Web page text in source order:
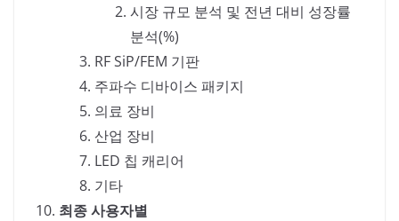
시장 규모 분석 및 전년 대비 성장률
분석(%)
RF SiP/FEM 기판
주파수 디바이스 패키지
의료 장비
산업 장비
LED 칩 캐리어
기타
최종 사용자별